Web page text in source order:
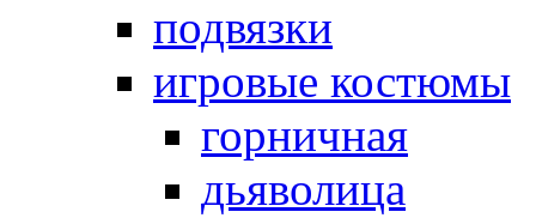
подвязки
игровые костюмы
горничная
дьяволица